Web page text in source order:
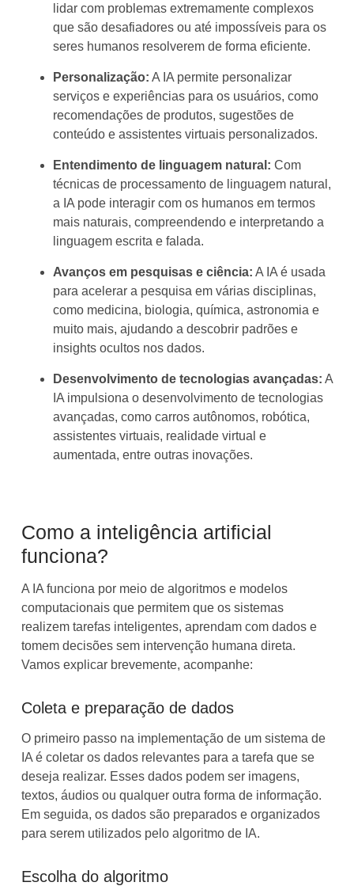
lidar com problemas extremamente complexos
que são desafiadores ou até impossíveis para os
seres humanos resolverem de forma eficiente.
Personalização: A IA permite personalizar
serviços e experiências para os usuários, como
recomendações de produtos, sugestões de
conteúdo e assistentes virtuais personalizados.
Entendimento de linguagem natural: Com
técnicas de processamento de linguagem natural,
a IA pode interagir com os humanos em termos
mais naturais, compreendendo e interpretando a
linguagem escrita e falada.
Avanços em pesquisas e ciência: A IA é usada
para acelerar a pesquisa em várias disciplinas,
como medicina, biologia, química, astronomia e
muito mais, ajudando a descobrir padrões e
insights ocultos nos dados.
Desenvolvimento de tecnologias avançadas: A
IA impulsiona o desenvolvimento de tecnologias
avançadas, como carros autônomos, robótica,
assistentes virtuais, realidade virtual e
aumentada, entre outras inovações.
Como a inteligência artificial
funciona?
A IA funciona por meio de algoritmos e modelos
computacionais que permitem que os sistemas
realizem tarefas inteligentes, aprendam com dados e
tomem decisões sem intervenção humana direta.
Vamos explicar brevemente, acompanhe:
Coleta e preparação de dados
O primeiro passo na implementação de um sistema de
IA é coletar os dados relevantes para a tarefa que se
deseja realizar. Esses dados podem ser imagens,
textos, áudios ou qualquer outra forma de informação.
Em seguida, os dados são preparados e organizados
para serem utilizados pelo algoritmo de IA.
Escolha do algoritmo